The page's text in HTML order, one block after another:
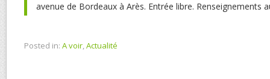
avenue de Bordeaux à Arès. Entrée libre. Renseignements
Posted in: A voir,Actualité